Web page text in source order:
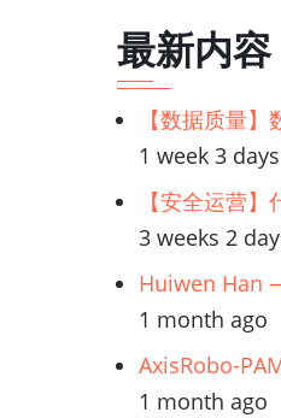
式
试
加
密
的
应
程
序
最新内容
【数据质量
1 week 3
【安全运营
3 weeks 2
Huiwen Han
1 month ago
AxisRobo-
1 month ago